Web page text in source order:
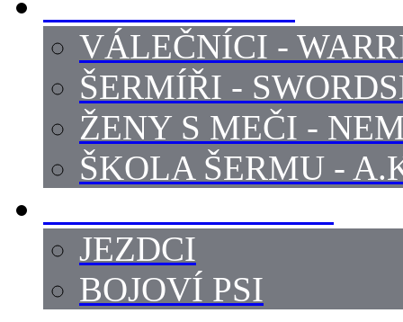
VÁLEČNÍCI -
ŠERMÍŘI -
ŽENY S MEČI -
ŠKOLA ŠERMU -
JEZDCI
BOJOVÍ PSI